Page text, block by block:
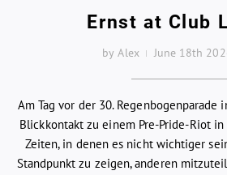
Ernst at Club
by Alex June 18th
Am Tag vor der 30. Regenbogenparade
Blickkontakt zu einem Pre-Pride-Riot in
Zeiten, in denen es nicht wichtiger
Standpunkt zu zeigen, anderen